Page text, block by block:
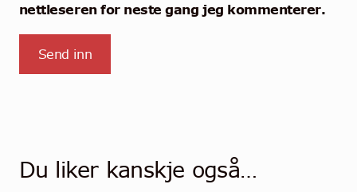
nettleseren for neste gang jeg kommenterer.
Du liker kanskje også…